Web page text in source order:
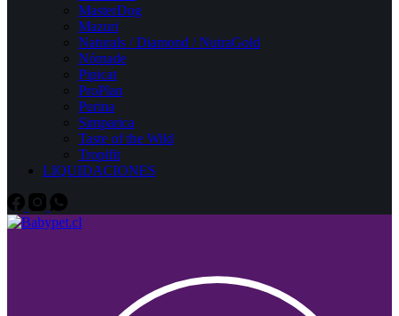
MasterDog
Mazuri
Naturals / Diamond / NutraGold
Nómade
Pipicat
ProPlan
Purina
Simparica
Taste of the Wild
Tropifit
LIQUIDACIONES